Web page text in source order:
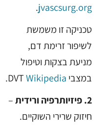
jvascsurg.org
.
טכניקה זו משמשת
לשיפור זרימת דם,
מניעת בצקות וטיפול
במצבי DVT Wikipedia
.
2. פיזיותרפיה ורידית
–
חיזוק שרירי השוקיים.